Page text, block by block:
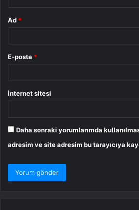
Ad *
E-posta *
İnternet sitesi
Daha sonraki yorumlarımda
adresim ve site adresim bu tarayıcıya